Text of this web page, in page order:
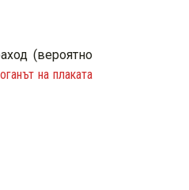
(вероятно
на плаката